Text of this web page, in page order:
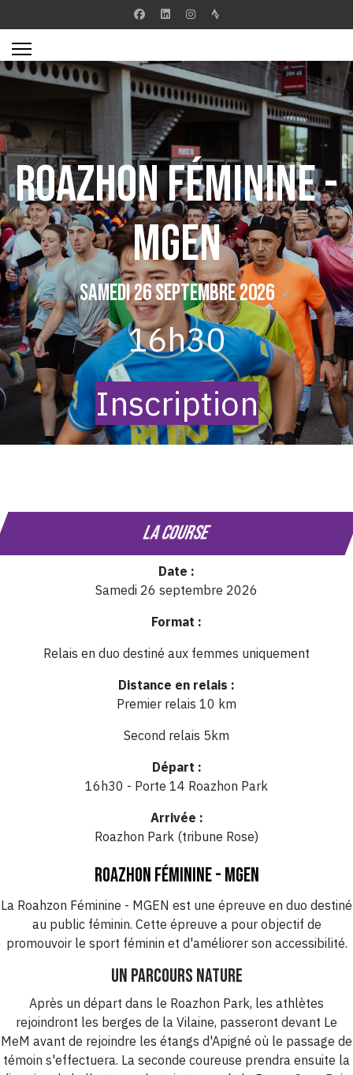
Roazhon Féminine -
MGEN
Samedi 26 septembre 2026
16h30
Inscription
La course
Date :
Samedi 26 septembre 2026
Format :
Relais en duo destiné aux femmes uniquement
Distance en relais :
Premier relais 10 km
Second relais 5km
Départ :
16h30 - Porte 14 Roazhon Park
Arrivée :
Roazhon Park (tribune Rose)
Roazhon Féminine - MGEN
La Roahzon Féminine - MGEN est une épreuve en duo destiné
au public féminin. Cette épreuve a pour objectif de
promouvoir le sport féminin et d'améliorer son accessibilité.
UN parcours Nature
Après un départ dans le Roazhon Park, les athlètes
rejoindront les berges de la Vilaine, passeront devant Le
MeM avant de rejoindre les étangs d'Apigné où le passage de
témoin s'effectuera. La seconde coureuse prendra ensuite la